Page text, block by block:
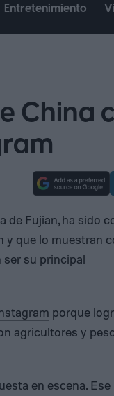
Entretenimiento
China
de Fujian, ha sido
y que lo muestran
ser su principal
porque
agricultores y
en escena.